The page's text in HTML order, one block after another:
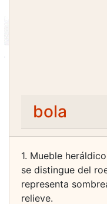
bola
1. Mueble
se distingue del
representa
relieve.